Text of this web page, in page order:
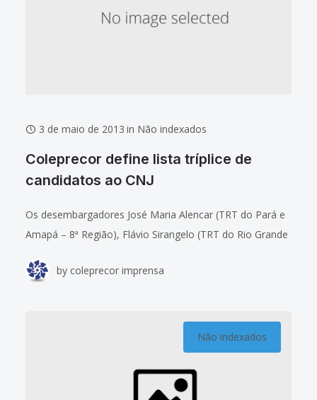
3 de maio de 2013 in Não indexados
Coleprecor define lista tríplice de
candidatos ao CNJ
Os desembargadores José Maria Alencar (TRT do Pará e
Amapá – 8ª Região), Flávio Sirangelo (TRT do Rio Grande
by coleprecor imprensa
Não indexados